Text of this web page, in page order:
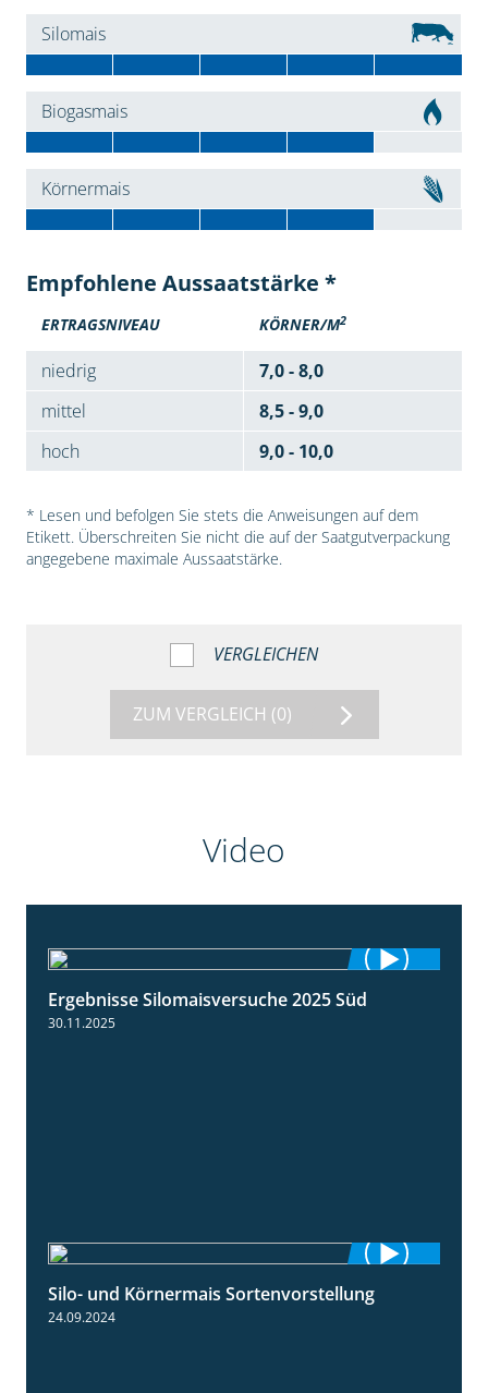
Silomais
Biogasmais
Körnermais
Empfohlene Aussaatstärke *
ERTRAGSNIVEAU KÖRNER/M2
niedrig
7,0 - 8,0
mittel
8,5 - 9,0
hoch
9,0 - 10,0
* Lesen und befolgen Sie stets die Anweisungen auf dem
Etikett. Überschreiten Sie nicht die auf der Saatgutverpackung
angegebene maximale Aussaatstärke.
VERGLEICHEN
ZUM VERGLEICH (0)
Video
Ergebnisse Silomaisversuche 2025 Süd
30.11.2025
4:26
Silo- und Körnermais Sortenvorstellung
24.09.2024